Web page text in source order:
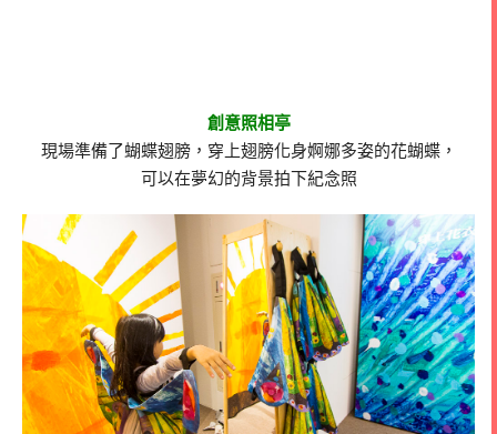
創意照相亭
現場準備了蝴蝶翅膀，穿上翅膀化身婀娜多姿的花蝴蝶，
可以在夢幻的背景拍下紀念照